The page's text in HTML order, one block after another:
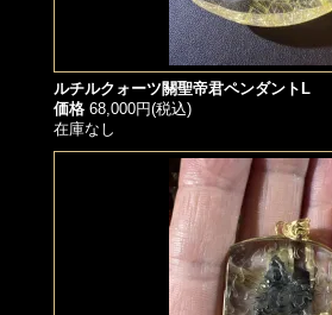
ルチルクォーツ關聖帝君ペンダントL
価格 68,000円(税込)
在庫なし